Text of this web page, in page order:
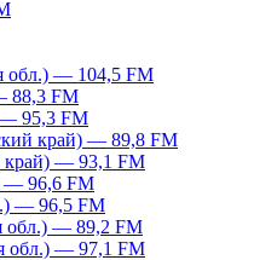
обл.) — 104,5 FM
88,3 FM
— 95,3 FM
край) — 89,8 FM
край) — 93,1 FM
— 96,6 FM
— 96,5 FM
обл.) — 89,2 FM
обл.) — 97,1 FM